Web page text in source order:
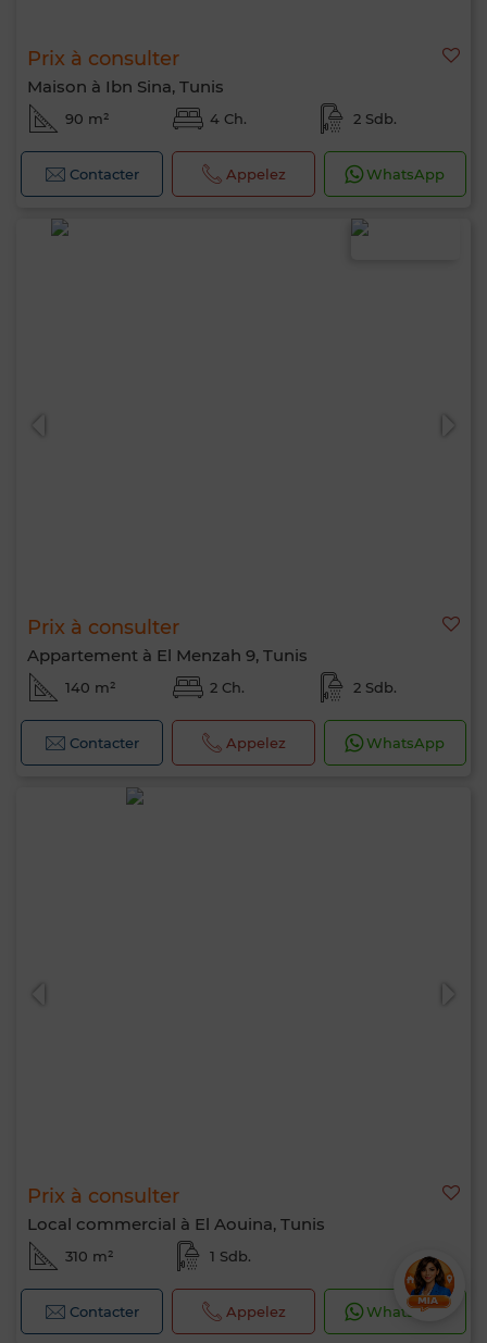
Prix à consulter
Maison à Ibn Sina, Tunis
90 m² 4 Ch. 2 Sdb.
Contacter Appelez WhatsApp
Prix à consulter
Appartement à El Menzah 9, Tunis
140 m² 2 Ch. 2 Sdb.
Contacter Appelez WhatsApp
Prix à consulter
Local commercial à El Aouina, Tunis
310 m² 1 Sdb.
Contacter Appelez WhatsApp